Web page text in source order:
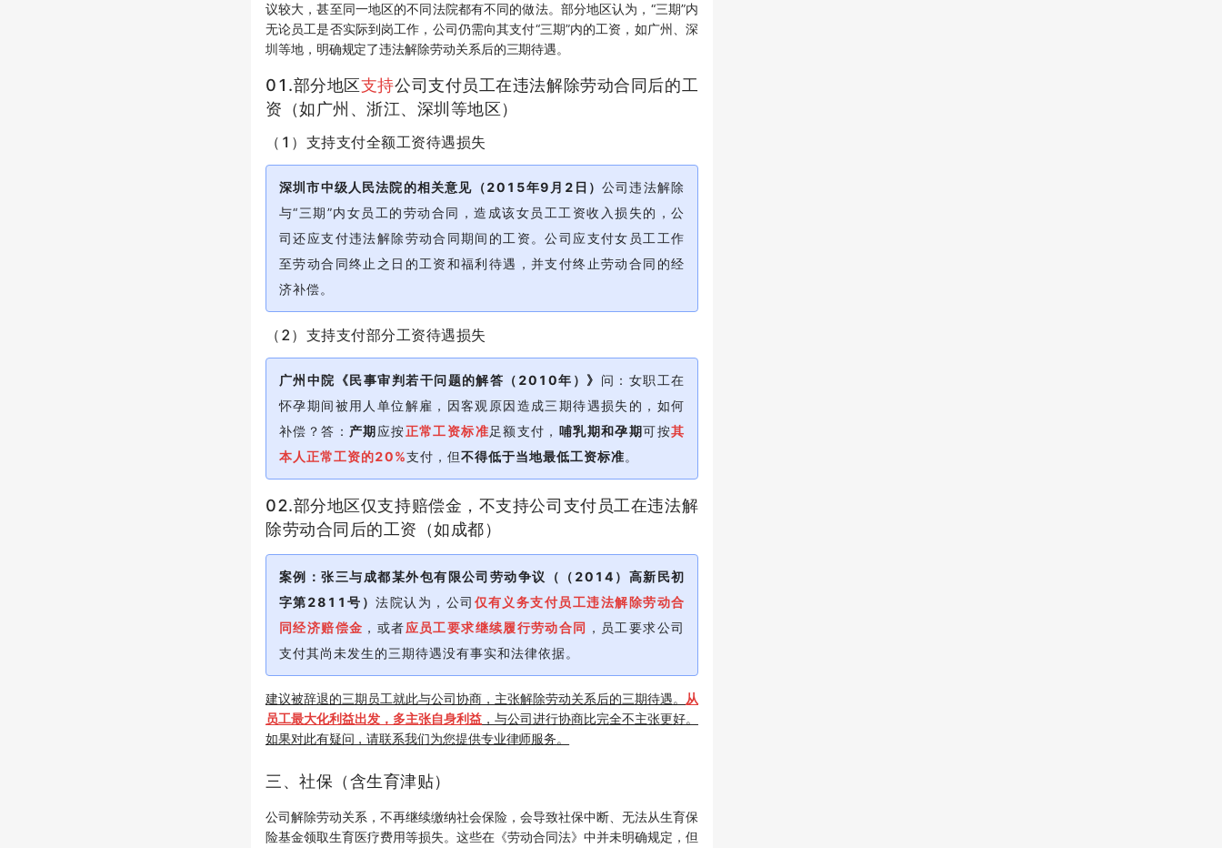
议较大，甚至同一地区的不同法院都有不同的做法。部分地区认为，“三期”内
无论员工是否实际到岗工作，公司仍需向其支付“三期”内的工资，如广州、深
圳等地，明确规定了违法解除劳动关系后的三期待遇。
01.部分地区支持公司支付员工在违法解除劳动合同后的工
资（如广州、浙江、深圳等地区）
（1）支持支付全额工资待遇损失
深圳市中级人民法院的相关意见（2015年9月2日）公司违法解除
与“三期”内女员工的劳动合同，造成该女员工工资收入损失的，公
司还应支付违法解除劳动合同期间的工资。公司应支付女员工工作
至劳动合同终止之日的工资和福利待遇，并支付终止劳动合同的经
济补偿。
（2）支持支付部分工资待遇损失
广州中院《民事审判若干问题的解答（2010年）》 问：女职工在
怀孕期间被用人单位解雇，因客观原因造成三期待遇损失的，如何
补偿？答： 产期应按正常工资标准足额支付， 哺乳期和孕期可按其
本人正常工资的20%支付，但不得低于当地最低工资标准。
02.部分地区仅支持赔偿金，不支持公司支付员工在违法解
除劳动合同后的工资（如成都）
案例：张三与成都某外包有限公司劳动争议（（2014）高新民初
字第2811号）法院认为，公司 仅有义务支付员工违法解除劳动合
同经济赔偿金 ，或者应员工要求继续履行劳动合同 ，员工要求公司
支付其尚未发生的三期待遇没有事实和法律依据。
建议被辞退的三期员工就此与公司协商，主张解除劳动关系后的三期待遇。 从
员工最大化利益出发，多主张自身利益 ，与公司进行协商比完全不主张更好。
如果对此有疑问，请联系我们为您提供专业律师服务。
三、社保（含生育津贴）
公司解除劳动关系，不再继续缴纳社会保险，会导致社保中断、无法从生育保
险基金领取生育医疗费用等损失。这些在《劳动合同法》中并未明确规定，但